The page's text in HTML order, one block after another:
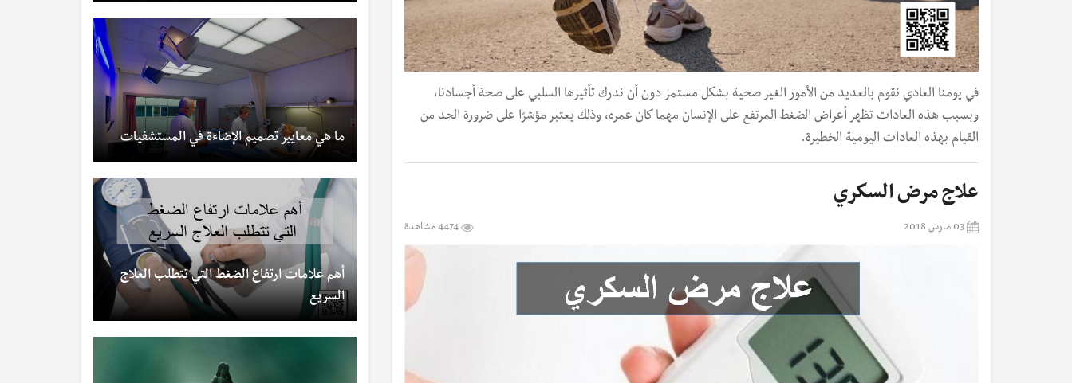
في يومنا العادي نقوم بالعديد من الأمور الغير صحية بشكل مستمر دون أن ندرك تأثيرها السلبي على صحة أجسادنا،
وبسبب هذه العادات تظهر أعراض الضغط المرتفع على الإنسان مهما كان عمره، وذلك يعتبر مؤشرًا على ضرورة الحد من
القيام بهذه العادات اليومية الخطيرة.
علاج مرض السكري
03 مارس 2018 4474 مشاهدة
ما هي معايير تصميم الإضاءة في المستشفيات
أهم علامات ارتفاع الضغط التي تتطلب العلاج
السريع